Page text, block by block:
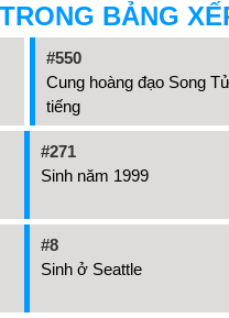
BẢNG
#550
Cung hoàng đạo Song
tiếng
#271
Sinh năm 1999
#8
Sinh ở Seattle